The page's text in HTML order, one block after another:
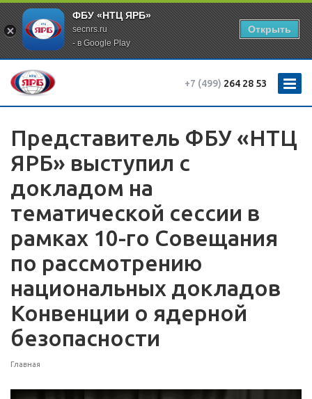
ФБУ «НТЦ ЯРБ»
secnrs.ru
- в Google Play
Открыть
+7 (499) 264 28 53
Представитель ФБУ «НТЦ
ЯРБ» выступил с
докладом на
тематической сессии в
рамках 10-го Совещания
по рассмотрению
национальных докладов
Конвенции о ядерной
безопасности
Главная